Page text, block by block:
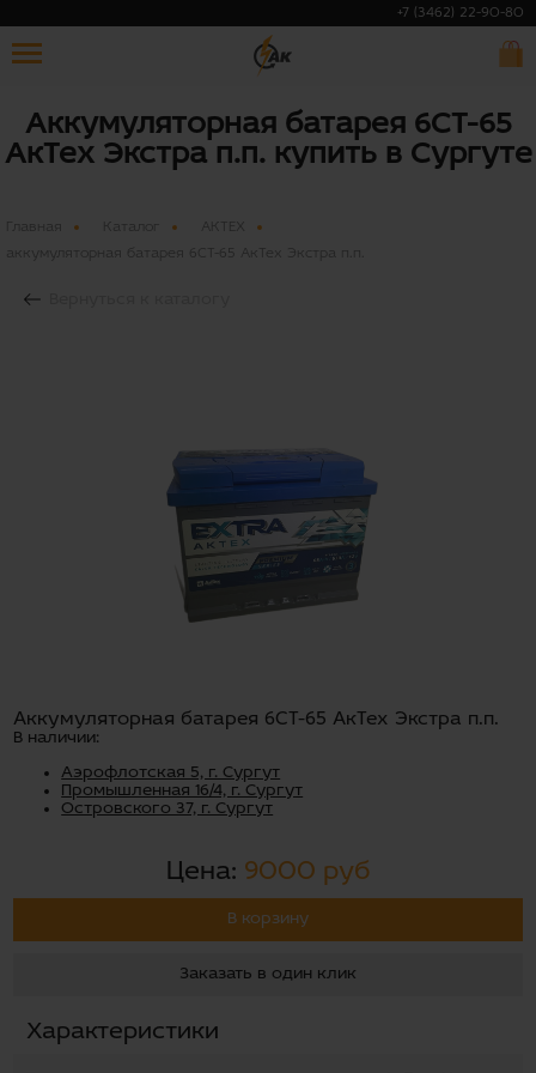
+7 (3462) 22-90-80
Аккумуляторная батарея 6СТ-65
АкТех Экстра п.п. купить в Сургуте
Главная
АКТЕХ
аккумуляторная батарея 6СТ-65 АкТех Экстра п.п.
Аккумуляторная батарея 6СТ-65 АкТех Экстра п.п.
В наличии:
Аэрофлотская 5, г. Сургут
Промышленная 16/4, г. Сургут
Островского 37, г. Сургут
Цена: 9000 руб
В корзину
Заказать в один клик
Характеристики